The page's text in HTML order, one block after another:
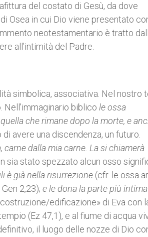
del costato di Gesù, da dove
Osea in cui Dio viene presentato
neotestamentario è tratto
all’intimità del Padre.
simbolica, associativa. Nel nostro
Nell’immaginario biblico le ossa
che rimane dopo la morte, e
avere una discendenza, un futuro.
dalla mia carne. La si chiamerà
sia stato spezzato alcun osso
è già nella risurrezione (cfr. le ossa
Gen 2,23); e le dona la parte più
edificazione» di Eva con
(Ez 47,1), e al fiume di acqua
il luogo delle nozze di Dio